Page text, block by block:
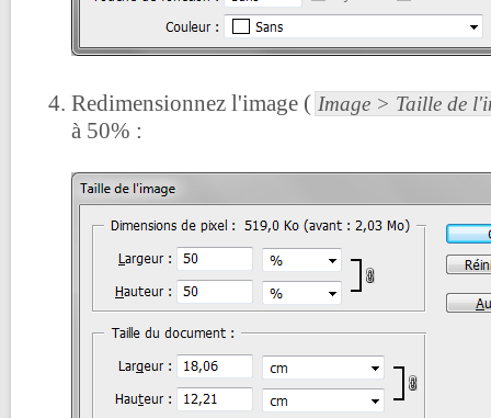
Redimensionnez l'image ( Image > Taille de
à 50% :